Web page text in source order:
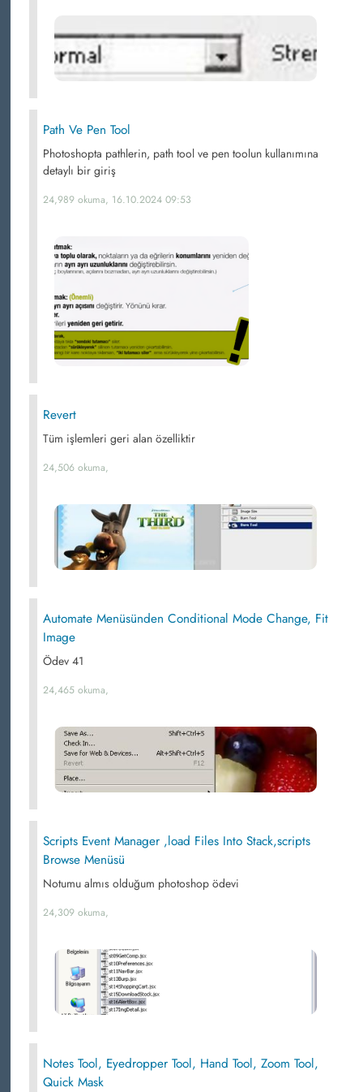
Path Ve Pen Tool
Photoshopta pathlerin, path tool ve pen toolun kullanımına
detaylı bir giriş
24,989 okuma, 16.10.2024 09:53
Revert
Tüm işlemleri geri alan özelliktir
24,506 okuma,
Automate Menüsünden Conditional Mode Change, Fit
Image
Ödev 41
24,465 okuma,
Scripts Event Manager ,load Files Into Stack,scripts
Browse Menüsü
Notumu almıs olduğum photoshop ödevi
24,309 okuma,
Notes Tool, Eyedropper Tool, Hand Tool, Zoom Tool,
Quick Mask